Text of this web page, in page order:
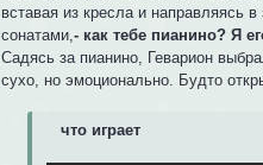
вставая из кресла и направляясь
сонатами,- как тебе пианино? Я
Садясь за пианино, Геварион
сухо, но эмоционально. Будто
что играет